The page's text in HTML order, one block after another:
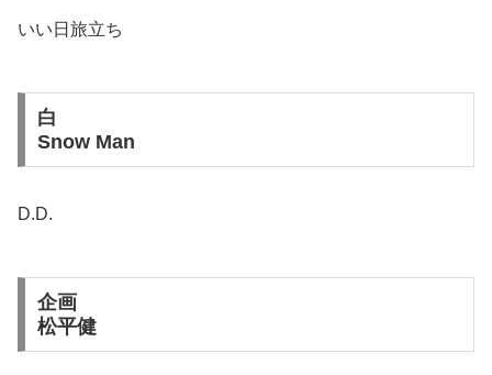
いい日旅立ち
白
Snow Man
D.D.
企画
松平健